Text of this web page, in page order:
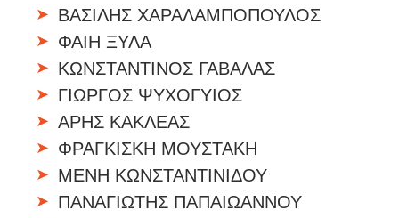
ΒΑΣΙΛΗΣ ΧΑΡΑΛΑΜΠΟΠΟΥΛΟΣ
ΦΑΙΗ ΞΥΛΑ
ΚΩΝΣΤΑΝΤΙΝΟΣ ΓΑΒΑΛΑΣ
ΓΙΩΡΓΟΣ ΨΥΧΟΓΥΙΟΣ
ΑΡΗΣ ΚΑΚΛΕΑΣ
ΦΡΑΓΚΙΣΚΗ ΜΟΥΣΤΑΚΗ
ΜΕΝΗ ΚΩΝΣΤΑΝΤΙΝΙΔΟΥ
ΠΑΝΑΓΙΩΤΗΣ ΠΑΠΑΙΩΑΝΝΟΥ